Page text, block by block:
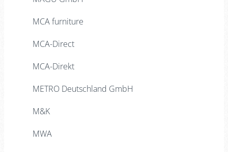
MCA furniture
MCA-Direct
MCA-Direkt
METRO Deutschland GmbH
M&K
MWA